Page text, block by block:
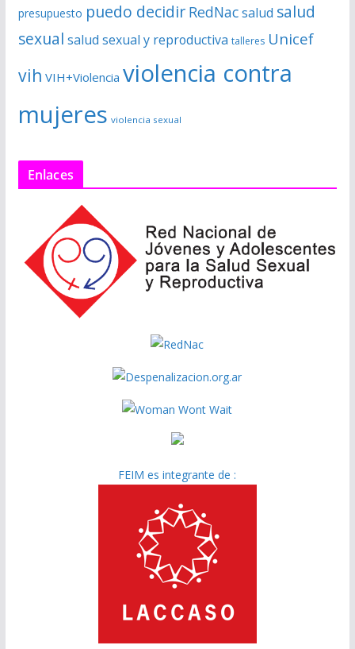
presupuesto puedo decidir RedNacsalud salud
sexual salud sexual y reproductiva talleres Unicef
vih VIH+Violencia violencia contra
mujeres violencia sexual
Enlaces
FEIM es integrante de :